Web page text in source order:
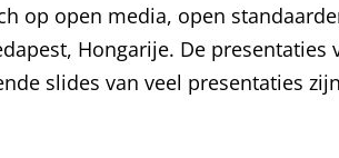
op open media, open
Hongarije. De presentaties
slides van veel presentaties